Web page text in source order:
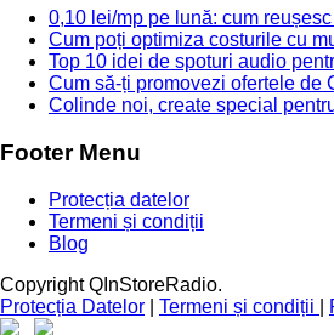
0,10 lei/mp pe lună: cum
Cum poți optimiza costurile cu
Top 10 idei de spoturi audio
Cum să-ți promovezi ofertele de
Colinde noi, create special
Footer Menu
Protecția datelor
Termeni și condiții
Blog
Copyright QInStoreRadio.
Protecția Datelor
Termeni și condiții